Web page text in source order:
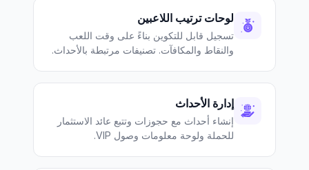
لوحات ترتيب اللاعبين
تسجيل قابل للتكوين بناءً على وقت اللعب
والنقاط والمكافآت. تصنيفات مرتبطة بالأحداث.
إدارة الأحداث
إنشاء أحداث مع حجوزات وتتبع عائد الاستثمار
للحملة ولوحة معلومات وصول VIP.